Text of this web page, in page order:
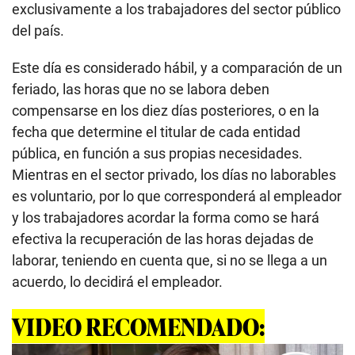
exclusivamente a los trabajadores del sector público
del país.
Este día es considerado hábil, y a comparación de un
feriado, las horas que no se labora deben
compensarse en los diez días posteriores, o en la
fecha que determine el titular de cada entidad
pública, en función a sus propias necesidades.
Mientras en el sector privado, los días no laborables
es voluntario, por lo que corresponderá al empleador
y los trabajadores acordar la forma como se hará
efectiva la recuperación de las horas dejadas de
laborar, teniendo en cuenta que, si no se llega a un
acuerdo, lo decidirá el empleador.
VIDEO RECOMENDADO: